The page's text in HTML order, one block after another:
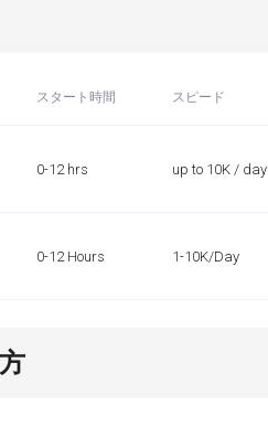
スタート時間 スピード
0-12 hrs up to 10K / day
0-12 Hours 1-10K/Day